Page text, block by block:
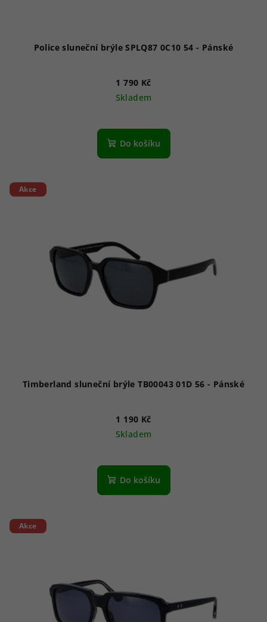
Police sluneční brýle SPLQ87 0C10 54 - Pánské
1 790 Kč
Skladem
Do košíku
Akce
Timberland sluneční brýle TB00043 01D 56 - Pánské
1 190 Kč
Skladem
Do košíku
Akce